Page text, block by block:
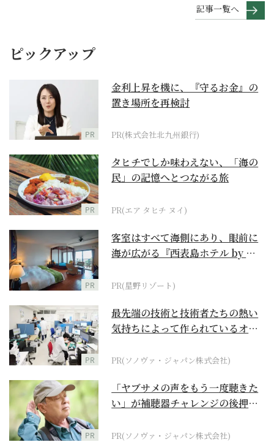
記事一覧へ
ピックアップ
PR
金利上昇を機に、『守るお金』の
置き場所を再検討
PR(株式会社北九州銀行)
PR
タヒチでしか味わえない、「海の
民」の記憶へとつながる旅
PR(エア タヒチ ヌイ)
PR
客室はすべて海側にあり、眼前に
海が広がる『西表島ホテル by 星
PR(星野リゾート)
PR
最先端の技術と技術者たちの熱い
気持ちによって作られているオー
PR(ソノヴァ・ジャパン株式会社)
PR
「ヤブサメの声をもう一度聴きた
い」が補聴器チャレンジの後押し
PR(ソノヴァ・ジャパン株式会社)